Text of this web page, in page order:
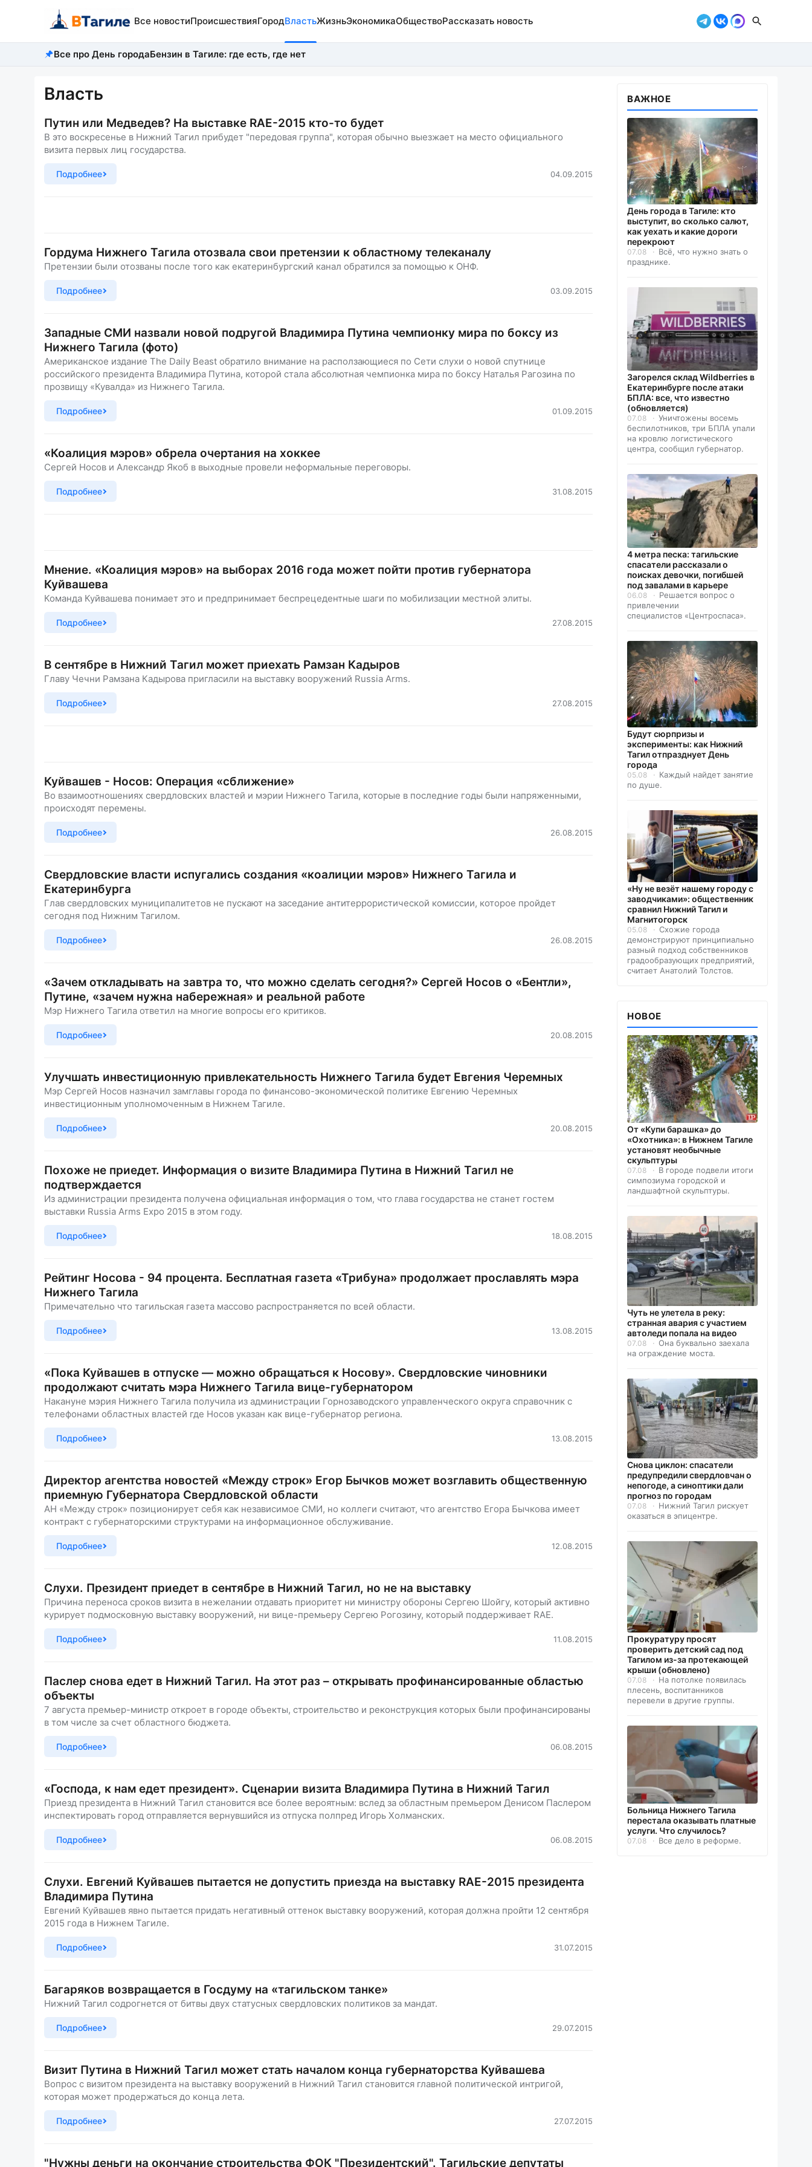
Все новостиПроисшествияГородВластьЖизньЭкономикаОбществоРассказать новость
Все про День городаБензин в Тагиле: где есть, где нет
Власть
Путин или Медведев? На выставке RAE-2015 кто-то будет
В это воскресенье в Нижний Тагил прибудет "передовая группа", которая обычно выезжает на место официального
визита первых лиц государства.
Подробнее 04.09.2015
Гордума Нижнего Тагила отозвала свои претензии к областному телеканалу
Претензии были отозваны после того как екатеринбургский канал обратился за помощью к ОНФ.
Подробнее 03.09.2015
Западные СМИ назвали новой подругой Владимира Путина чемпионку мира по боксу из
Нижнего Тагила (фото)
Американское издание The Daily Beast обратило внимание на расползающиеся по Сети слухи о новой спутнице
российского президента Владимира Путина, которой стала абсолютная чемпионка мира по боксу Наталья Рагозина по
прозвищу «Кувалда» из Нижнего Тагила.
Подробнее 01.09.2015
«Коалиция мэров» обрела очертания на хоккее
Сергей Носов и Александр Якоб в выходные провели неформальные переговоры.
Подробнее 31.08.2015
Мнение. «Коалиция мэров» на выборах 2016 года может пойти против губернатора
Куйвашева
Команда Куйвашева понимает это и предпринимает беспрецедентные шаги по мобилизации местной элиты.
Подробнее 27.08.2015
В сентябре в Нижний Тагил может приехать Рамзан Кадыров
Главу Чечни Рамзана Кадырова пригласили на выставку вооружений Russia Arms.
Подробнее 27.08.2015
Куйвашев - Носов: Операция «сближение»
Во взаимоотношениях свердловских властей и мэрии Нижнего Тагила, которые в последние годы были напряженными,
происходят перемены.
Подробнее 26.08.2015
Свердловские власти испугались создания «коалиции мэров» Нижнего Тагила и
Екатеринбурга
Глав свердловских муниципалитетов не пускают на заседание антитеррористической комиссии, которое пройдет
сегодня под Нижним Тагилом.
Подробнее 26.08.2015
«Зачем откладывать на завтра то, что можно сделать сегодня?» Сергей Носов о «Бентли»,
Путине, «зачем нужна набережная» и реальной работе
Мэр Нижнего Тагила ответил на многие вопросы его критиков.
Подробнее 20.08.2015
Улучшать инвестиционную привлекательность Нижнего Тагила будет Евгения Черемных
Мэр Сергей Носов назначил замглавы города по финансово-экономической политике Евгению Черемных
инвестиционным уполномоченным в Нижнем Тагиле.
Подробнее 20.08.2015
Похоже не приедет. Информация о визите Владимира Путина в Нижний Тагил не
подтверждается
Из администрации президента получена официальная информация о том, что глава государства не станет гостем
выставки Russia Arms Expo 2015 в этом году.
Подробнее 18.08.2015
Рейтинг Носова - 94 процента. Бесплатная газета «Трибуна» продолжает прославлять мэра
Нижнего Тагила
Примечательно что тагильская газета массово распространяется по всей области.
Подробнее 13.08.2015
«Пока Куйвашев в отпуске — можно обращаться к Носову». Свердловские чиновники
продолжают считать мэра Нижнего Тагила вице-губернатором
Накануне мэрия Нижнего Тагила получила из администрации Горнозаводского управленческого округа справочник с
телефонами областных властей где Носов указан как вице-губернатор региона.
Подробнее 13.08.2015
Директор агентства новостей «Между строк» Егор Бычков может возглавить общественную
приемную Губернатора Свердловской области
АН «Между строк» позиционирует себя как независимое СМИ, но коллеги считают, что агентство Егора Бычкова имеет
контракт с губернаторскими структурами на информационное обслуживание.
Подробнее 12.08.2015
Слухи. Президент приедет в сентябре в Нижний Тагил, но не на выставку
Причина переноса сроков визита в нежелании отдавать приоритет ни министру обороны Сергею Шойгу, который активно
курирует подмосковную выставку вооружений, ни вице-премьеру Сергею Рогозину, который поддерживает RAE.
Подробнее 11.08.2015
Паслер снова едет в Нижний Тагил. На этот раз – открывать профинансированные областью
объекты
7 августа премьер-министр откроет в городе объекты, строительство и реконструкция которых были профинансированы
в том числе за счет областного бюджета.
Подробнее 06.08.2015
«Господа, к нам едет президент». Сценарии визита Владимира Путина в Нижний Тагил
Приезд президента в Нижний Тагил становится все более вероятным: вслед за областным премьером Денисом Паслером
инспектировать город отправляется вернувшийся из отпуска полпред Игорь Холманских.
Подробнее 06.08.2015
Слухи. Евгений Куйвашев пытается не допустить приезда на выставку RAE-2015 президента
Владимира Путина
Евгений Куйвашев явно пытается придать негативный оттенок выставку вооружений, которая должна пройти 12 сентября
2015 года в Нижнем Тагиле.
Подробнее 31.07.2015
Багаряков возвращается в Госдуму на «тагильском танке»
Нижний Тагил содрогнется от битвы двух статусных свердловских политиков за мандат.
Подробнее 29.07.2015
Визит Путина в Нижний Тагил может стать началом конца губернаторства Куйвашева
Вопрос с визитом президента на выставку вооружений в Нижний Тагил становится главной политической интригой,
которая может продержаться до конца лета.
Подробнее 27.07.2015
"Нужны деньги на окончание строительства ФОК "Президентский". Тагильские депутаты
ВАЖНОЕ
День города в Тагиле: кто
выступит, во сколько салют,
как уехать и какие дороги
перекроют
07.08
Всё, что нужно знать о
празднике.
Загорелся склад Wildberries в
Екатеринбурге после атаки
БПЛА: все, что известно
(обновляется)
07.08
Уничтожены восемь
беспилотников, три БПЛА упали
на кровлю логистического
центра, сообщил губернатор.
4 метра песка: тагильские
спасатели рассказали о
поисках девочки, погибшей
под завалами в карьере
06.08
Решается вопрос о
привлечении
специалистов «Центроспаса».
Будут сюрпризы и
эксперименты: как Нижний
Тагил отпразднует День
города
05.08
Каждый найдет занятие
по душе.
«Ну не везёт нашему городу с
заводчиками»: общественник
сравнил Нижний Тагил и
Магнитогорск
05.08
Схожие города
демонстрируют принципиально
разный подход собственников
градообразующих предприятий,
считает Анатолий Толстов.
НОВОЕ
От «Купи барашка» до
«Охотника»: в Нижнем Тагиле
установят необычные
скульптуры
07.08
В городе подвели итоги
симпозиума городской и
ландшафтной скульптуры.
Чуть не улетела в реку:
странная авария с участием
автоледи попала на видео
07.08
Она буквально заехала
на ограждение моста.
Снова циклон: спасатели
предупредили свердловчан о
непогоде, а синоптики дали
прогноз по городам
07.08
Нижний Тагил рискует
оказаться в эпицентре.
Прокуратуру просят
проверить детский сад под
Тагилом из-за протекающей
крыши (обновлено)
07.08
На потолке появилась
плесень, воспитанников
перевели в другие группы.
Больница Нижнего Тагила
перестала оказывать платные
услуги. Что случилось?
07.08 Все дело в реформе.